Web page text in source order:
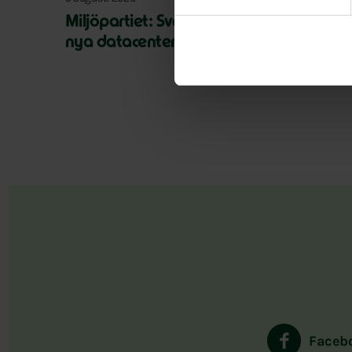
Miljöpartiet: Sverige måste ställa krav på
nya datacenter